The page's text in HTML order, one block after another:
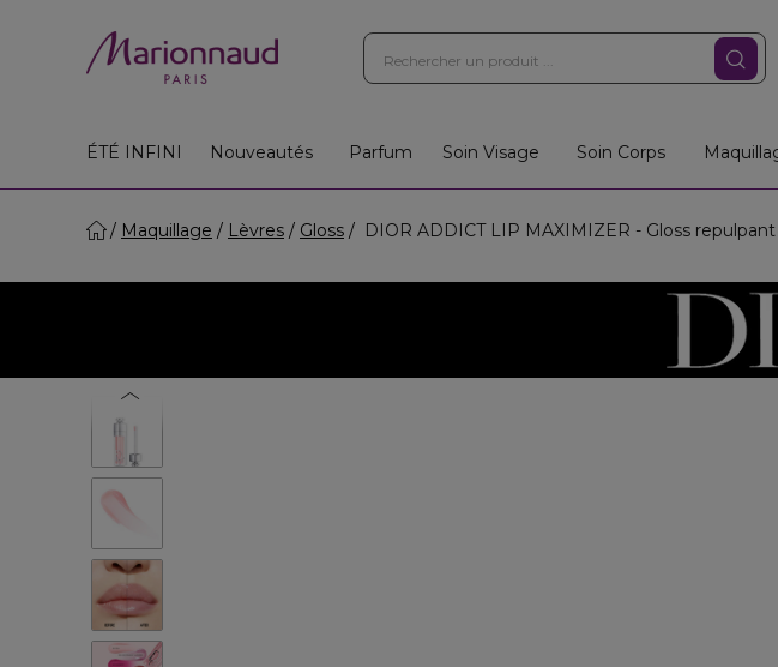
ÉTÉ INFINI
Nouveautés Parfum Soin Visage Soin Corps
Maquillage Lèvres Gloss DIOR ADDICT LIP MAXIMIZER - Gloss